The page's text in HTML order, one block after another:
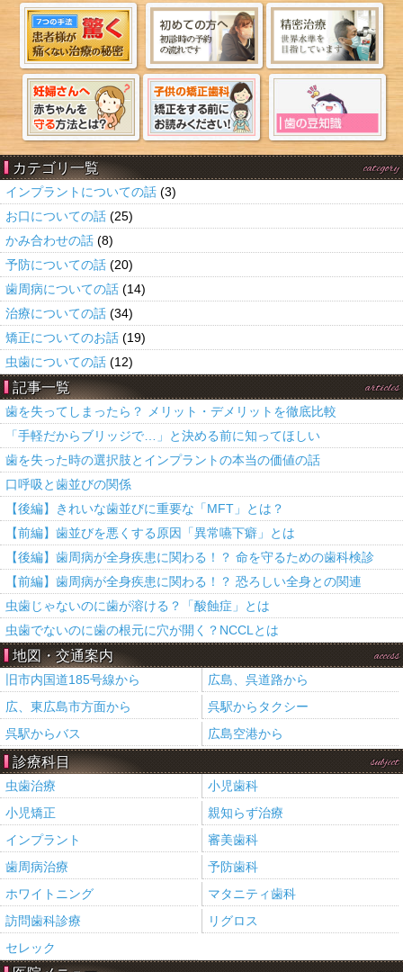
カテゴリ一覧 category
インプラントについての話 (3)
お口についての話 (25)
かみ合わせの話 (8)
予防についての話 (20)
歯周病についての話 (14)
治療についての話 (34)
矯正についてのお話 (19)
虫歯についての話 (12)
記事一覧 articles
歯を失ってしまったら？ メリット・デメリットを徹底比較
「手軽だからブリッジで…」と決める前に知ってほしい
歯を失った時の選択肢とインプラントの本当の価値の話
口呼吸と歯並びの関係
【後編】きれいな歯並びに重要な「MFT」とは？
【前編】歯並びを悪くする原因「異常嚥下癖」とは
【後編】歯周病が全身疾患に関わる！？ 命を守るための歯科検診
【前編】歯周病が全身疾患に関わる！？ 恐ろしい全身との関連
虫歯じゃないのに歯が溶ける？「酸蝕症」とは
虫歯でないのに歯の根元に穴が開く？NCCLとは
地図・交通案内 access
旧市内国道185号線から
広島、呉道路から
広、東広島市方面から
呉駅からタクシー
呉駅からバス
広島空港から
診療科目 subject
虫歯治療
小児歯科
小児矯正
親知らず治療
インプラント
審美歯科
歯周病治療
予防歯科
ホワイトニング
マタニティ歯科
訪問歯科診療
リグロス
セレック